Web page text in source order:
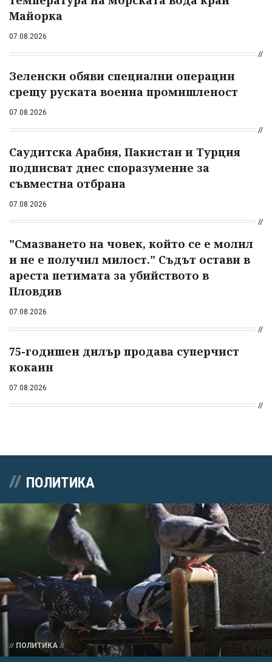
Майорка
07.08.2026
Зеленски обяви специални операции
срещу руската военна промишленост
07.08.2026
Саудитска Арабия, Пакистан и Турция
подписват днес споразумение за
съвместна отбрана
07.08.2026
"Смазването на човек, който се е молил
и не е получил милост." Съдът остави в
ареста петимата за убийството в
Пловдив
07.08.2026
75-годишен дилър продава суперчист
кокаин
07.08.2026
ПОЛИТИКА
ПОЛИТИКА